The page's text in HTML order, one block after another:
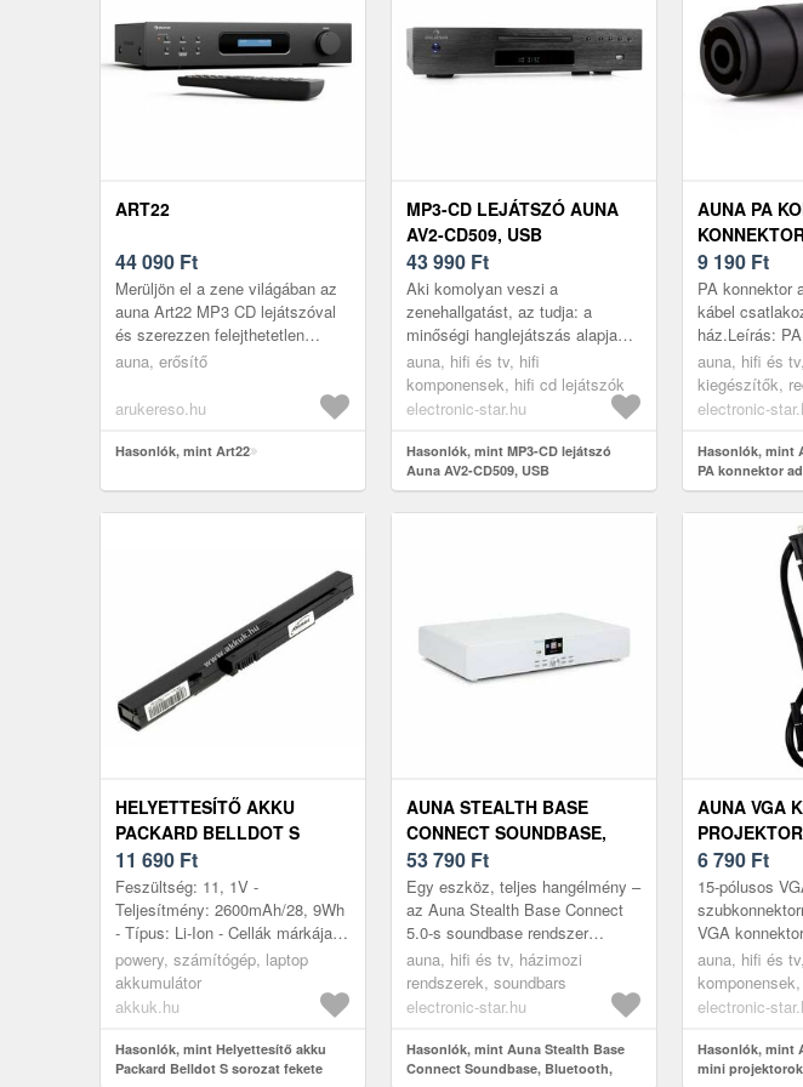
ART22
44 090 Ft
Merüljön el a zene világában az
auna Art22 MP3 CD lejátszóval
és szerezzen felejthetetlen
élményt! Ez a hordozható
auna, erősítő
arukereso.hu
Hasonlók, mint Art22
MP3-CD LEJÁTSZÓ AUNA
AV2-CD509, USB
43 990 Ft
Aki komolyan veszi a
zenehallgatást, az tudja: a
minőségi hanglejátszás alapja
egy megbízható, tiszta jelű
forráseszköz. Az auna AV2-
CD509 HiFi CD-...
auna, hifi és tv, hifi
komponensek, hifi cd lejátszók
electronic-star.hu
Hasonlók, mint MP3-CD lejátszó
Auna AV2-CD509, USB
AUNA PA
2 X ANYA
9 190 Ft
PA konnektor
kábel
ház.Leírás:
paraméterek:
kábel csatl...
auna, hifi és
kiegészítők,
electronic-
Hasonlók, mint
PA konnektor
HELYETTESÍTŐ AKKU
PACKARD BELLDOT S
SOROZAT FEKETE
11 690 Ft
Feszültség: 11, 1V -
Teljesítmény: 2600mAh/28, 9Wh
- Típus: Li-Ion - Cellák márkája:
LG/SAMSUNG - Cellák száma: 3
- Méret: 202mm x 29mm x 22mm
powery, számítógép, laptop
akkumulátor
akkuk.hu
Hasonlók, mint Helyettesítő akku
Packard Belldot S sorozat fekete
AUNA STEALTH BASE
CONNECT SOUNDBASE,
BLUETOOTH,
INTERNET/DAB+FM, USB,
AUX
53 790 Ft
Egy eszköz, teljes hangélmény –
az Auna Stealth Base Connect
5.0-s soundbase rendszer
mindent megad, amit a nappali
vagy a házimozi megkíván. Több
...
auna, hifi és tv, házimozi
rendszerek, soundbars
electronic-star.hu
Hasonlók, mint Auna Stealth Base
Connect Soundbase, Bluetooth,
AUNA VGA
6 790 Ft
15-pólusos
VGA
végén.Hossza
auna, hifi és
audio
electronic-
Hasonlók, mint
mini